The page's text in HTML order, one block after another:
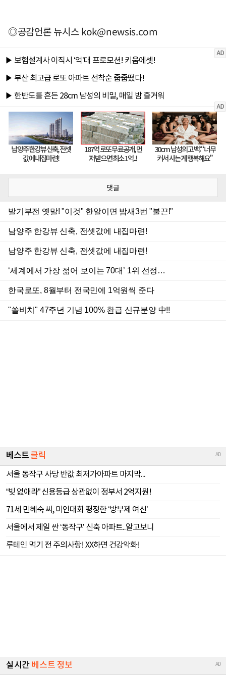
◎공감언론 뉴시스kok@newsis.com
댓글